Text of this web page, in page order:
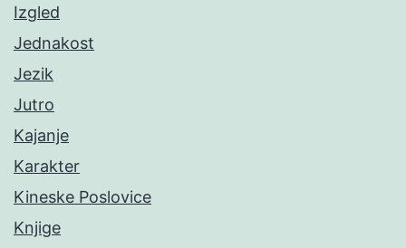
Izgled
Jednakost
Jezik
Jutro
Kajanje
Karakter
Kineske Poslovice
Knjige